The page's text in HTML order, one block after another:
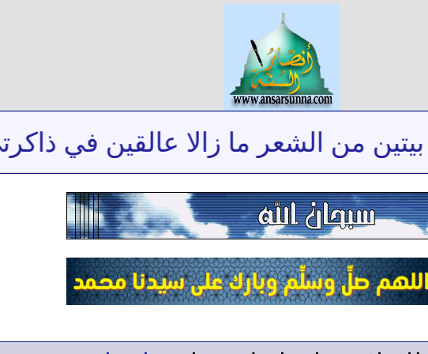
من الشعر ما زالا عالقين في ذاكرتي